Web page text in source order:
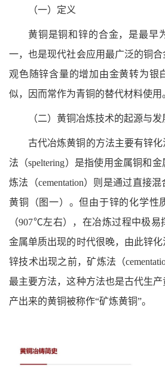
（一）定义
黄铜是铜和锌的合金，是最早
一，也是现代社会应用最广泛的铜
观色随锌含量的增加由金黄转为银
似，因而常作为青铜的替代材料使用
（二）黄铜冶炼技术的起源与发
古代冶炼黄铜的方法主要有锌
法（speltering）是指使用金属铜和
炼法（cementation）则是通过直接
黄铜（图一）。但由于锌的化学性
（907℃左右），在冶炼过程中极
金属单质出现的时代很晚，由此锌
锌技术出现之前，矿炼法（
最主要方法，这种方法也是古代生
产出来的黄铜被称作“矿炼黄铜”。